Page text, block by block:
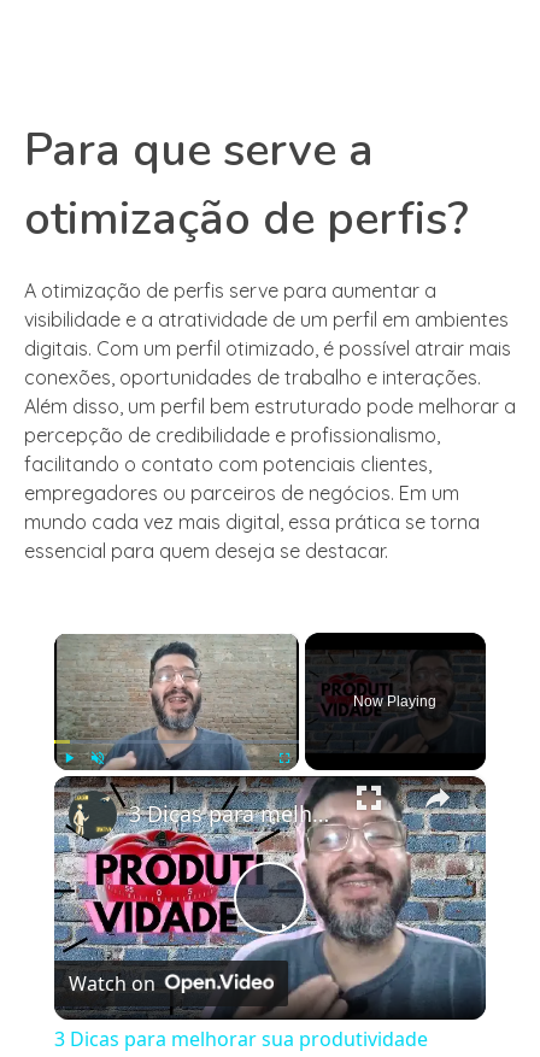
Para que serve a
otimização de perfis?
A otimização de perfis serve para aumentar a
visibilidade e a atratividade de um perfil em ambientes
digitais. Com um perfil otimizado, é possível atrair mais
conexões, oportunidades de trabalho e interações.
Além disso, um perfil bem estruturado pode melhorar a
percepção de credibilidade e profissionalismo,
facilitando o contato com potenciais clientes,
empregadores ou parceiros de negócios. Em um
mundo cada vez mais digital, essa prática se torna
essencial para quem deseja se destacar.
×
Play Unmute Fullscreen
Now Playing
×
Play
Video
3 Dicas para melhorar sua produtividade
Watch on
3 Dicas para melhorar sua produtividade